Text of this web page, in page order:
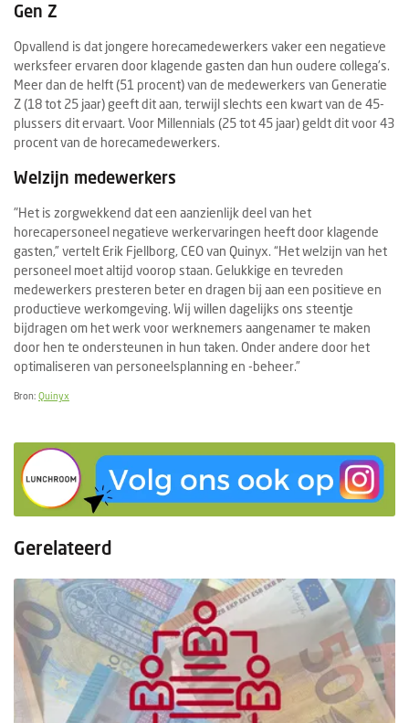
Gen Z
Opvallend is dat jongere horecamedewerkers vaker een negatieve
werksfeer ervaren door klagende gasten dan hun oudere collega's.
Meer dan de helft (51 procent) van de medewerkers van Generatie
Z (18 tot 25 jaar) geeft dit aan, terwijl slechts een kwart van de 45-
plussers dit ervaart. Voor Millennials (25 tot 45 jaar) geldt dit voor 43
procent van de horecamedewerkers.
Welzijn medewerkers
"Het is zorgwekkend dat een aanzienlijk deel van het
horecapersoneel negatieve werkervaringen heeft door klagende
gasten,” vertelt Erik Fjellborg, CEO van Quinyx. “Het welzijn van het
personeel moet altijd voorop staan. Gelukkige en tevreden
medewerkers presteren beter en dragen bij aan een positieve en
productieve werkomgeving. Wij willen dagelijks ons steentje
bijdragen om het werk voor werknemers aangenamer te maken
door hen te ondersteunen in hun taken. Onder andere door het
optimaliseren van personeelsplanning en -beheer.”
Bron: Quinyx
Gerelateerd